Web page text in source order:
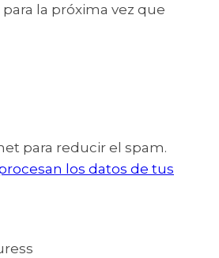
la próxima vez que
para reducir el spam.
los datos de tus